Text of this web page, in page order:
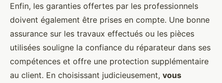
Enfin, les garanties offertes par les professionnels
doivent également être prises en compte. Une bonne
assurance sur les travaux effectués ou les pièces
utilisées souligne la confiance du réparateur dans ses
compétences et offre une protection supplémentaire
au client. En choisissant judicieusement, vous